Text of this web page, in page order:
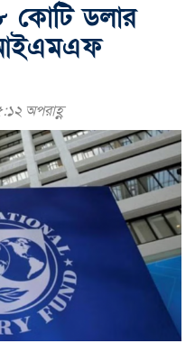
কোটি ডলার
আইএমএফ
অপরাহ্ণ